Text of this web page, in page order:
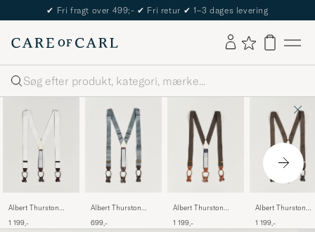
The Care of Carl Passport
Søg
Albert Thurston
1 199,-
Albert Thurston
Braces 35mm Dove
699,-
Albert Thurston
38mm Brown
1 199,-
Albert Thurston
Braces 40mm Dark
1 199,-